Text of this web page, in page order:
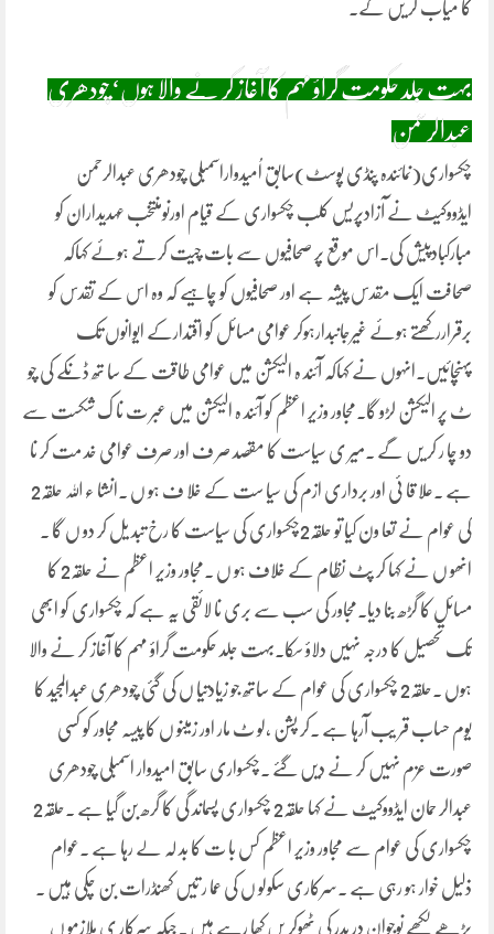
کا میاب کر یں گے۔
بہت جلد حکومت گراؤ مہم کا آغاز کر نے والا ہوں‘چودھری
عبدالرحمن
چکسواری(نمائندہ پنڈی پوسٹ)سابق اُمیدواراسمبلی چودھری عبدالرحمن
ایڈووکیٹ نے آزادپریس کلب چکسواری کے قیام اورنومنتخب عہدیداران کو
مبارکبادپیش کی۔اس موقع پر صحافیوں سے بات چیت کرتے ہوئے کہاکہ
صحافت ایک مقدس پیشہ ہے اور صحافیوں کو چاہیے کہ وہ اس کے تقدس کو
برقراررکھتے ہوئے غیرجانبدارہوکر عوامی مسائل کو اقتدارکے ایوانوں تک
پہنچائیں۔انہوں نے کہاکہ آئند ہ الیکشن میں عوامی طاقت کے سا تھ ڈنکے کی چو
ٹ پر الیکشن لڑو گا۔مجاور وزیر اعظم کو آئند ہ الیکشن میں عبر ت نا ک شکست سے
دو چا ر کر یں گے ۔میر ی سیاست کا مقصد صر ف اور صرف عوامی خد مت کر نا
ہے ۔علا قا ئی اور برداری ازم کی سیا ست کے خلا ف ہو ں ۔انشا ء اللہ حلقہ2
کی عوام نے تعا ون کیا تو حلقہ2چکسواری کی سیاست کا رخ تبد یل کر دو ں گا ۔
انھو ں نے کہا کر پٹ نظام کے خلاف ہو ں ۔مجاور وزیر اعظم نے حلقہ2 کا
مسائل کا گڑھ بنا دیا۔مجاور کی سب سے بری نا لائقی یہ ہے کہ چکسواری کو ابھی
تک تحصیل کا درجہ نہیں دلاؤ سکا۔بہت جلد حکومت گراؤ مہم کا آغاز کر نے والا
ہوں ۔حلقہ2 چکسواری کی عوام کے ساتھ جو زیادتیا ں کی گئی چودھری عبدالمجید کا
یوم حساب قر یب آرہا ہے ۔کر پشن ،لو ٹ مار اور زمینو ں کا پیسہ مجاور کو کسی
صورت عزم نہیں کر نے دیں گئے ۔چکسواری سابق امیدوار اسمبلی چودھری
عبدالر حمان ایڈووکیٹ نے کہا حلقہ2 چکسواری پسماند گی کا گرھ بن گیا ہے ۔حلقہ2
چکسواری کی عوام سے مجاور وزیر اعظم کس با ت کا بد لہ لے رہا ہے ۔عوام
ذلیل خوار ہو رہی ہے ۔سرکاری سکولو ں کی عما ر تیں کھنڈرات بن چکی ہیں ۔
پڑھے لکھے نوجوان در بدر کی ٹھوکر یں کھا رہے ہیں ۔جبکہ سرکار ی ملازمو ں